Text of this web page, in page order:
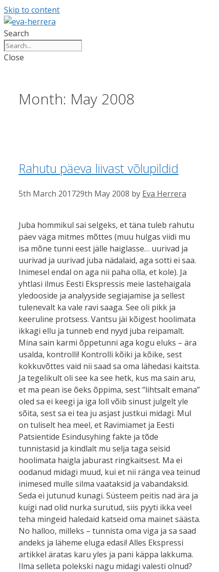
Skip to content
Search
Close
Month: May 2008
Rahutu päeva liivast võlupildid
5th March 201729th May 2008 by Eva Herrera
Juba hommikul sai selgeks, et täna tuleb rahutu
päev väga mitmes mõttes (muu hulgas viidi mu
isa mõne tunni eest jälle haiglasse… uurivad ja
uurivad ja uurivad juba nädalaid, aga sotti ei saa.
Inimesel endal on aga nii paha olla, et kole). Ja
yhtlasi ilmus Eesti Ekspressis meie lastehaigala
yledooside ja analyyside segiajamise ja sellest
tulenevalt ka vale ravi saaga. See oli pikk ja
keeruline protsess. Vantsu jäi kõigest hoolimata
ikkagi ellu ja tunneb end nyyd juba reipamalt.
Mina sain karmi õppetunni aga kogu eluks – ära
usalda, kontrolli! Kontrolli kõiki ja kõike, sest
kokkuvõttes vaid nii saad sa oma lähedasi kaitsta.
Ja tegelikult oli see ka see hetk, kus ma sain aru,
et ma pean ise õeks õppima, sest “lihtsalt emana”
oled sa ei keegi ja iga loll võib sinust julgelt yle
sõita, sest sa ei tea ju asjast justkui midagi. Mul
on tuliselt hea meel, et Ravimiamet ja Eesti
Patsientide Esindusyhing fakte ja tõde
tunnistasid ja kindlalt mu selja taga seisid
hoolimata haigla jaburast ringkaitsest. Ma ei
oodanud midagi muud, kui et nii ränga vea teinud
inimesed mulle silma vaataksid ja vabandaksid.
Seda ei jutunud kunagi. Süsteem peitis nad ära ja
kuigi nad olid nurka surutud, siis pyyti ikka veel
teha mingeid haledaid katseid oma mainet säästa.
No halloo, milleks – tunnista oma viga ja sa saad
andeks ja läheme eluga edasi! Alles Ekspressi
artikkel äratas karu yles ja pani käppa lakkuma.
Ilma selleta polekski nagu midagi valesti olnud?